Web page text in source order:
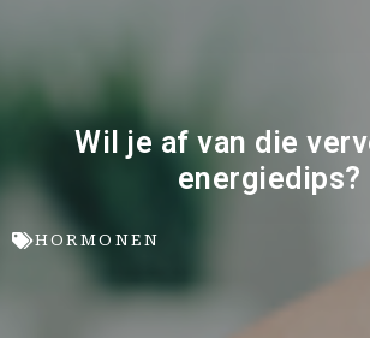
Wil je af van die
energiedips?
HORMONEN